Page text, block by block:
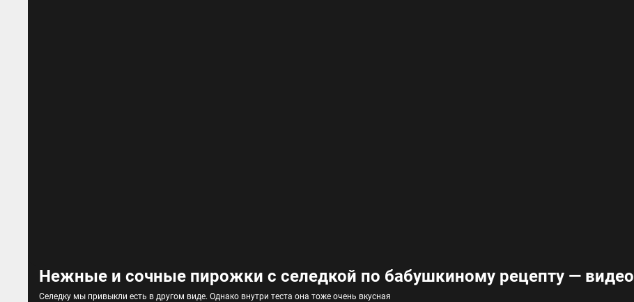
Нежные и сочные пирожки с селедкой по бабушкиному рецепту — видео
Селедку мы привыкли есть в другом виде. Однако внутри теста она тоже очень вкусная